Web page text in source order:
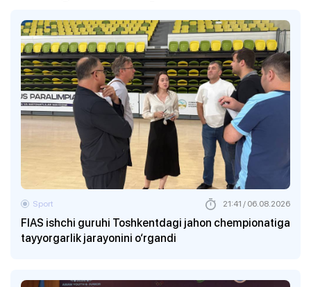
FIAS ishchi guruhi Toshkentdagi jahon chempionatiga
tayyorgarlik jarayonini o‘rgandi
Sport 21:41 / 06.08.2026